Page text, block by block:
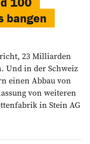
bangen
23 Milliarden
Und in der Schweiz
einen Abbau von
von weiteren
in Stein AG